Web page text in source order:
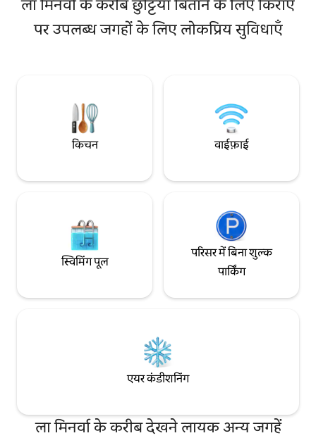
किंग साइज़ बेड हीटिंग/एयर कंडीशनिंग हाई - स्पीड
वाईफ़ाई/केबल टीवी। पूरी तरह से सुसज्जित रसोई।
काम करने के लिए टेबल और 3 कुर्सियाँ और डेस्क 📍
है और यह शानदार
हुआ है। इसका मज़ा
शोर-शराबे से दूर
ला मिनर्वा के करीब छुट्टियाँ बिताने के लिए किराए
पर उपलब्ध जगहों के लिए लोकप्रिय सुविधाएँ
किचन वाईफ़ाई
स्विमिंग पूल
परिसर में बिना शुल्क
पार्किंग
एयर कंडीशनिंग
ला मिनर्वा के करीब देखने लायक अन्य जगहें